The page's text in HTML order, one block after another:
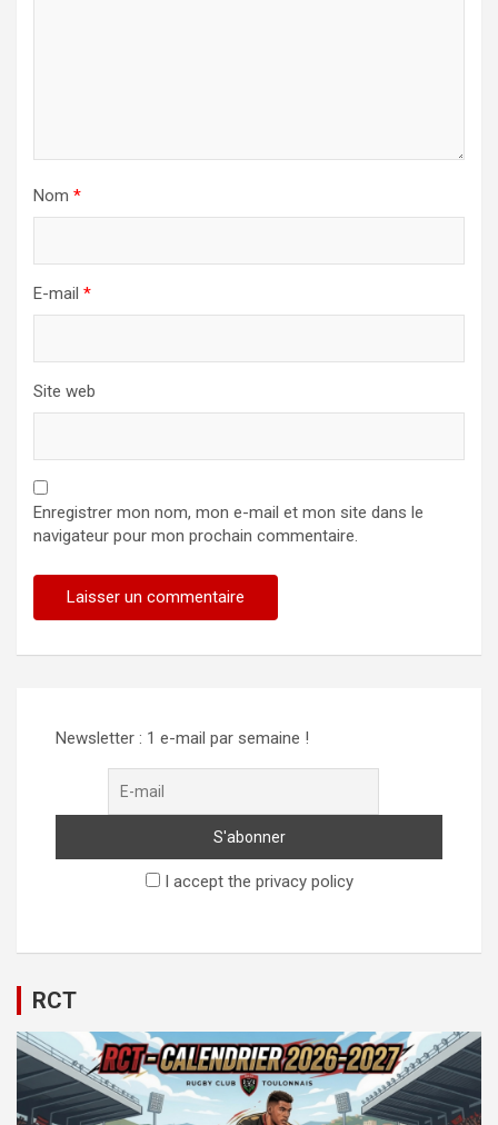
Nom *
E-mail *
Site web
Enregistrer mon nom, mon e-mail et mon site dans le
navigateur pour mon prochain commentaire.
Newsletter : 1 e-mail par semaine !
I accept the privacy policy
RCT